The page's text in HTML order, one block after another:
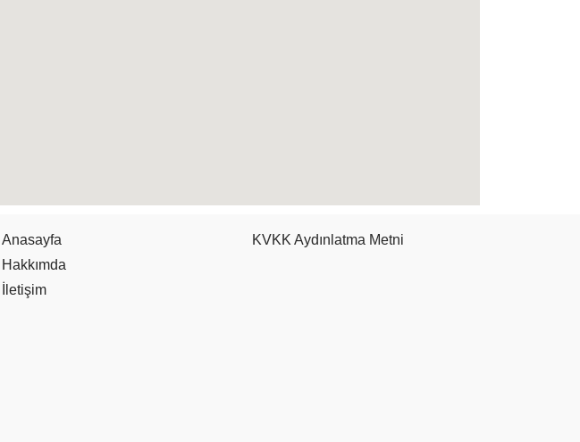
Anasayfa
Hakkımda
İletişim
KVKK Aydınlatma Metni